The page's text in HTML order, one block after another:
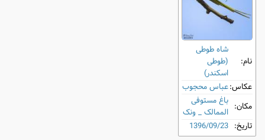
نام:
شاه طوطی
(طوطی
اسکندر)
عکاس:عباس محجوب
مکان: باغ مستوفی
الممالک _ ونک
تاریخ: 1396/09/23